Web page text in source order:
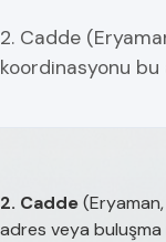
2. Cadde
koordinasyonu bu
2. Cadde
adres veya